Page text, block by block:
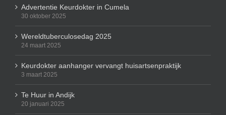
Advertentie Keurdokter in Cumela
30 oktober 2025
Wereldtuberculosedag 2025
24 maart 2025
Keurdokter aanhanger vervangt huisartsenpraktijk
3 maart 2025
Te Huur in Andijk
20 januari 2025